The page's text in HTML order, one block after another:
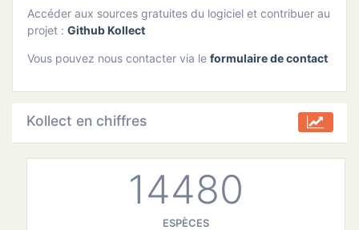
Accéder aux sources gratuites du logiciel et contribuer au
projet : Github Kollect
Vous pouvez nous contacter via le formulaire de contact
Kollect en chiffres
14480
ESPÈCES